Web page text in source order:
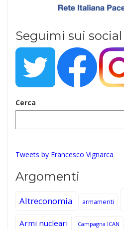
Seguimi sui social
Cerca
Tweets by Francesco Vignarca
Argomenti
Altreconomia armamenti
Armi nucleari Campagna ICAN